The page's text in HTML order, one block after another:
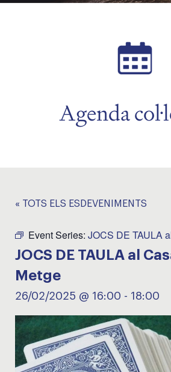
Agenda
« TOTS ELS ESDEVENIMENTS
Event Series: JOCS DE TAULA
JOCS DE TAULA al
Metge
26/02/2025 @ 16:00 - 18:00